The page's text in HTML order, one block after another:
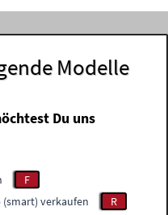
Modelle
Du uns
F
(smart) verkaufen
R